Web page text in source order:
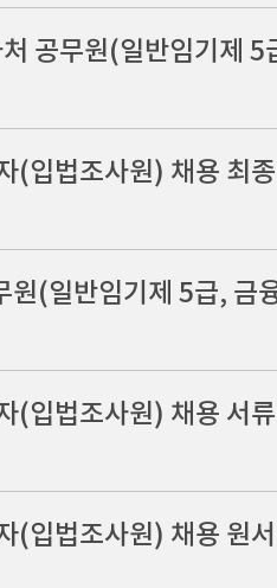
공무원(일반임기제 5
(입법조사원) 채용 최
(입법조사원) 채용 서
(입법조사원) 채용 원